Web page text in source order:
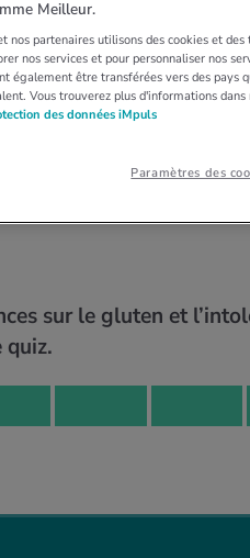
sur le gluten et
quiz.
Meilleur.
nos partenaires utilisons des cookies et
nos services et pour personnaliser nos
également être transférées vers des pays
Vous trouverez plus d'informations dans
des données iMpuls
Paramètres des